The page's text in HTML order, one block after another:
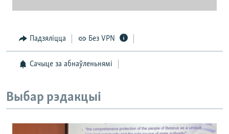
Падзяліцца Без VPN
Сачыце за абнаўленьнямі
Выбар рэдакцыі